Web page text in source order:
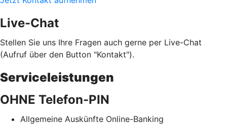
Live-Chat
Stellen Sie uns Ihre Fragen auch gerne per Live-Chat
(Aufruf über den Button "Kontakt").
Serviceleistungen
OHNE Telefon-PIN
Allgemeine Auskünfte Online-Banking